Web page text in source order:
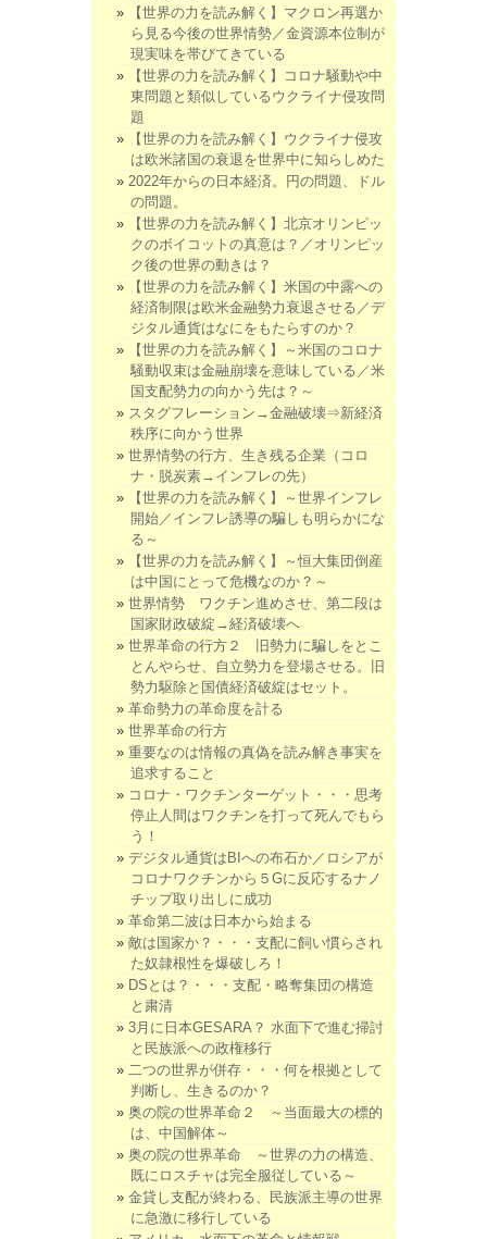
【世界の力を読み解く】マクロン再選か
ら見る今後の世界情勢／金資源本位制が
現実味を帯びてきている
【世界の力を読み解く】コロナ騒動や中
東問題と類似しているウクライナ侵攻問
題
【世界の力を読み解く】ウクライナ侵攻
は欧米諸国の衰退を世界中に知らしめた
2022年からの日本経済。円の問題、ドル
の問題。
【世界の力を読み解く】北京オリンピッ
クのボイコットの真意は？／オリンピッ
ク後の世界の動きは？
【世界の力を読み解く】米国の中露への
経済制限は欧米金融勢力衰退させる／デ
ジタル通貨はなにをもたらすのか？
【世界の力を読み解く】～米国のコロナ
騒動収束は金融崩壊を意味している／米
国支配勢力の向かう先は？～
スタグフレーション→金融破壊⇒新経済
秩序に向かう世界
世界情勢の行方、生き残る企業（コロ
ナ・脱炭素→インフレの先）
【世界の力を読み解く】～世界インフレ
開始／インフレ誘導の騙しも明らかにな
る～
【世界の力を読み解く】～恒大集団倒産
は中国にとって危機なのか？～
世界情勢 ワクチン進めさせ、第二段は
国家財政破綻→経済破壊へ
世界革命の行方２ 旧勢力に騙しをとこ
とんやらせ、自立勢力を登場させる。旧
勢力駆除と国債経済破綻はセット。
革命勢力の革命度を計る
世界革命の行方
重要なのは情報の真偽を読み解き事実を
追求すること
コロナ・ワクチンターゲット・・・思考
停止人間はワクチンを打って死んでもら
う！
デジタル通貨はBIへの布石か／ロシアが
コロナワクチンから５Gに反応するナノ
チップ取り出しに成功
革命第二波は日本から始まる
敵は国家か？・・・支配に飼い慣らされ
た奴隷根性を爆破しろ！
DSとは？・・・支配・略奪集団の構造
と粛清
3月に日本GESARA？ 水面下で進む掃討
と民族派への政権移行
二つの世界が併存・・・何を根拠として
判断し、生きるのか？
奥の院の世界革命２ ～当面最大の標的
は、中国解体～
奥の院の世界革命 ～世界の力の構造、
既にロスチャは完全服従している～
金貸し支配が終わる、民族派主導の世界
に急激に移行している